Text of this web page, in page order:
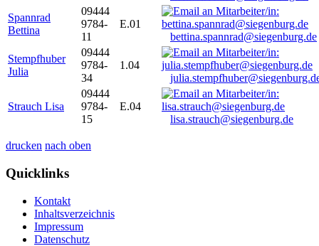
Spannrad
Bettina
09444
9784-
11
E.01
bettina.spannrad@siegenburg.de
Stempfhuber
Julia
09444
9784-
34
1.04
Strauch Lisa
09444
9784-
15
E.04
lisa.strauch@siegenburg.de
drucken nach oben
Quicklinks
Kontakt
Inhaltsverzeichnis
Impressum
Datenschutz